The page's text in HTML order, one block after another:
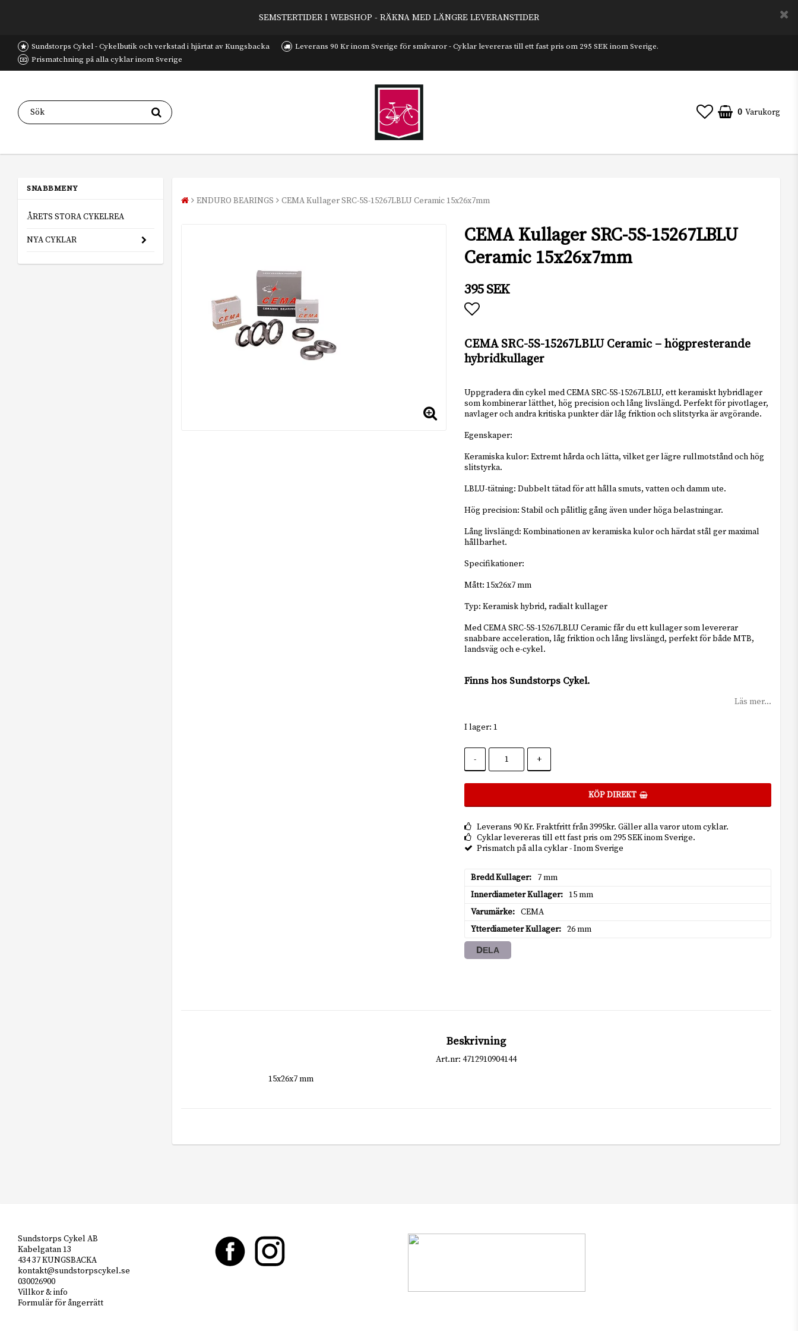
SEMSTERTIDER I WEBSHOP - RÄKNA MED LÄNGRE LEVERANSTIDER
Sundstorps Cykel - Cykelbutik och verkstad i hjärtat av Kungsbacka
Leverans 90 Kr inom Sverige för småvaror - Cyklar levereras till ett fast pris om 295 SEK inom Sverige.
Prismatchning på alla cyklar inom Sverige
0 Varukorg
SNABBMENY
ÅRETS STORA CYKELREA
NYA CYKLAR
ENDURO BEARINGS CEMA Kullager SRC-5S-15267LBLU Ceramic 15x26x7mm
CEMA Kullager SRC-5S-15267LBLU
Ceramic 15x26x7mm
395 SEK
CEMA SRC-5S-15267LBLU Ceramic – högpresterande
hybridkullager
Uppgradera din cykel med CEMA SRC-5S-15267LBLU, ett keramiskt hybridlager
som kombinerar lätthet, hög precision och lång livslängd. Perfekt för pivotlager,
navlager och andra kritiska punkter där låg friktion och slitstyrka är avgörande.
Egenskaper:
Keramiska kulor: Extremt hårda och lätta, vilket ger lägre rullmotstånd och hög
slitstyrka.
LBLU-tätning: Dubbelt tätad för att hålla smuts, vatten och damm ute.
Hög precision: Stabil och pålitlig gång även under höga belastningar.
Lång livslängd: Kombinationen av keramiska kulor och härdat stål ger maximal
hållbarhet.
Specifikationer:
Mått: 15x26x7 mm
Typ: Keramisk hybrid, radialt kullager
Med CEMA SRC-5S-15267LBLU Ceramic får du ett kullager som levererar
snabbare acceleration, låg friktion och lång livslängd, perfekt för både MTB,
landsväg och e-cykel.
Finns hos Sundstorps Cykel.
Läs mer...
I lager: 1
- +
KÖP DIREKT
Leverans 90 Kr. Fraktfritt från 3995kr. Gäller alla varor utom cyklar.
Cyklar levereras till ett fast pris om 295 SEK inom Sverige.
Prismatch på alla cyklar - Inom Sverige
Bredd Kullager
7 mm
Innerdiameter Kullager
15 mm
Varumärke
CEMA
Ytterdiameter Kullager
26 mm
DELA
Beskrivning
Art.nr: 4712910904144
15x26x7 mm
Sundstorps Cykel AB
Kabelgatan 13
434 37 KUNGSBACKA
kontakt@sundstorpscykel.se
030026900
Villkor & info
Formulär för ångerrätt